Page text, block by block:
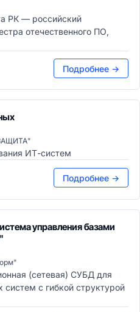
РК — российский
отечественного ПО,
Подробнее →
ИТ-систем
Подробнее →
управления базами
(сетевая) СУБД для
с гибкой структурой